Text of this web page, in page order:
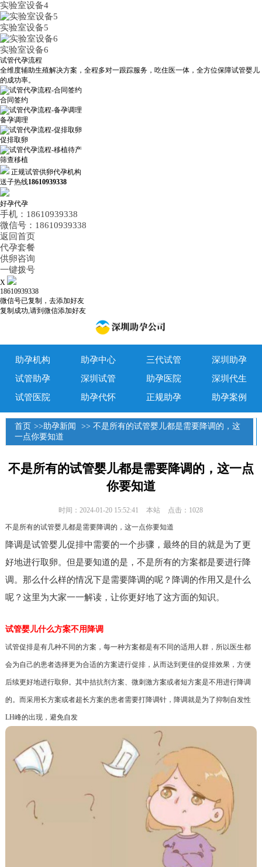
实验室设备4
实验室设备5
实验室设备6
试管代孕流程
全维度辅助生殖解决方案，全程多对一跟踪服务，吃住医一体，全方位保障试管婴儿
的成功率。
合同签约
备孕调理
促排取卵
筛查移植
正规试管供卵代孕机构
送子热线18610939338
好孕代孕
手机：18610939338
微信号：18610939338
返回首页
代孕套餐
供卵咨询
一键拨号
X
18610939338
微信号已复制，去添加好友
复制成功,请到微信添加好友
助孕机构 助孕中心 三代试管
深圳助孕
试管助孕
深圳试管 助孕医院
深圳代生
试管医院
助孕代怀 正规助孕 助孕案例
首页 >> 助孕新闻
>> 不是所有的试管婴儿都是需要降调的，这
一点你要知道
不是所有的试管婴儿都是需要降调的，这一点
你要知道
时间：2024-01-20 15:52:41 本站 点击：1028
不是所有的试管婴儿都是需要降调的，这一点你要知道
降调是试管婴儿促排中需要的一个步骤，最终的目的就是为了更
好地进行取卵。但是要知道的是，不是所有的方案都是要进行降
调。那么什么样的情况下是需要降调的呢？降调的作用又是什么
呢？这里为大家一一解读，让你更好地了这方面的知识。
试管婴儿什么方案不用降调
试管促排是有几种不同的方案，每一种方案都是有不同的适用人群，所以医生都
会为自己的患者选择更为合适的方案进行促排，从而达到更佳的促排效果，方便
后续更好地进行取卵。其中拮抗剂方案、微刺激方案或者短方案是不用进行降调
的。而采用长方案或者超长方案的患者需要打降调针，降调就是为了抑制自发性
LH峰的出现，避免自发